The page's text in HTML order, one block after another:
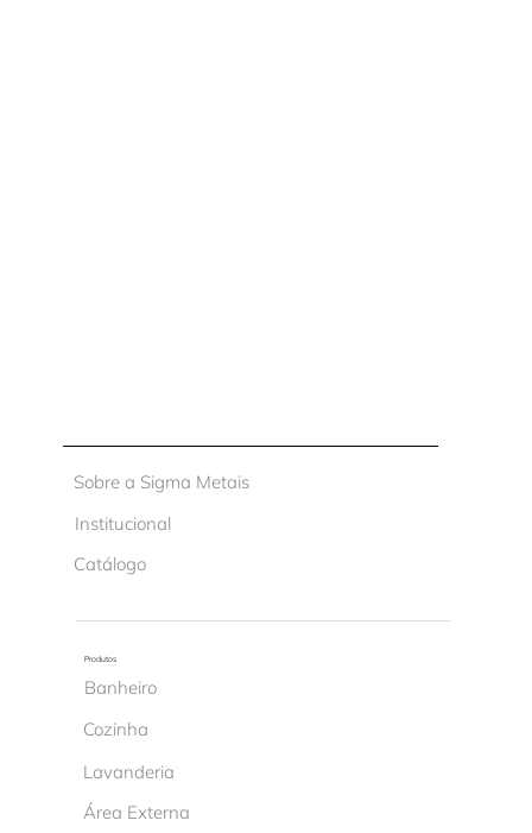
Sobre a Sigma Metais
Institucional
Catálogo
Produtos
Banheiro
Cozinha
Lavanderia
Área Externa